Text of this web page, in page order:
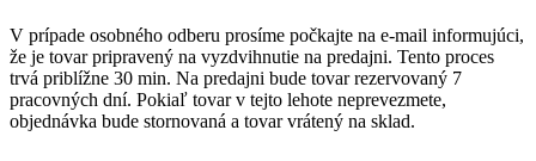
V prípade osobného odberu prosíme počkajte na e-mail informujúci,
že je tovar pripravený na vyzdvihnutie na predajni. Tento proces
trvá priblížne 30 min. Na predajni bude tovar rezervovaný 7
pracovných dní. Pokiaľ tovar v tejto lehote neprevezmete,
objednávka bude stornovaná a tovar vrátený na sklad.